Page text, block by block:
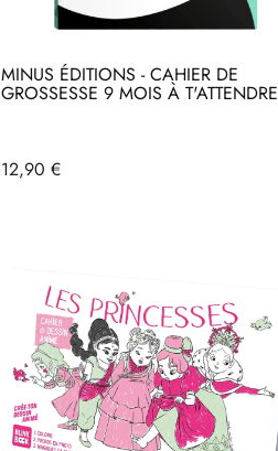
MINUS ÉDITIONS - CAHIER DE
GROSSESSE 9 MOIS À T'ATTENDRE
Prix
12,90 €